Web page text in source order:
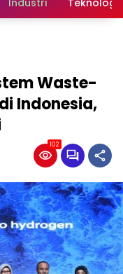
Waste-
Indonesia,
102